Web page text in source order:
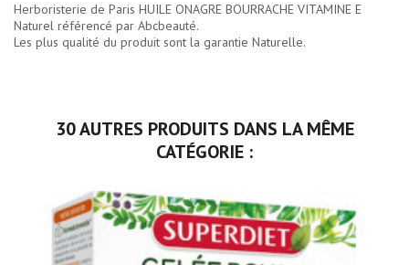
Herboristerie de Paris HUILE ONAGRE BOURRACHE VITAMINE E
Naturel référencé par Abcbeauté.
Les plus qualité du produit sont la garantie Naturelle.
30 AUTRES PRODUITS DANS LA MÊME
CATÉGORIE :